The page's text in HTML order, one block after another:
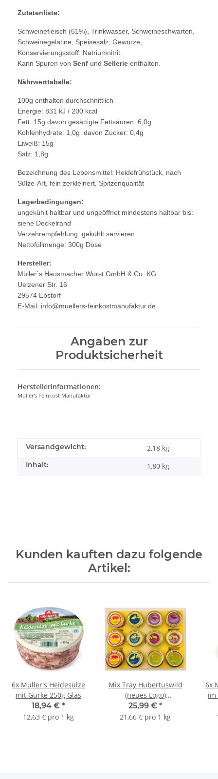
Zutatenliste:
Schweinefleisch (61%), Trinkwasser, Schweineschwarten,
Schweinegelatine, Speisesalz, Gewürze,
Konservierungsstoff: Natriumnitrit.
Kann Spuren von Senf und Sellerie enthalten.
Nährwerttabelle:
100g enthalten durchschnittlich
Energie: 831 kJ / 200 kcal
Fett: 15g davon gesättigte Fettsäuren: 6,0g
Kohlenhydrate: 1,0g davon Zucker: 0,4g
Eiweiß: 15g
Salz: 1,8g
Bezeichnung des Lebensmittel: Heidefrühstück, nach
Sülze-Art, fein zerkleinert, Spitzenqualität
Lagerbedingungen:
ungekühlt haltbar und ungeöffnet mindestens haltbar bis:
siehe Deckelrand
Verzehrempfehlung: gekühlt servieren
Nettofüllmenge: 300g Dose
Hersteller:
Müller´s Hausmacher Wurst GmbH & Co. KG
Uelzener Str. 16
29574 Ebstorf
E-Mail: info@muellers-feinkostmanufaktur.de
Angaben zur
Produktsicherheit
Herstellerinformationen:
Müller's Feinkost Manufaktur
Versandgewicht: 2,18 kg
Inhalt: 1,80 kg
Kunden kauften dazu folgende
Artikel:
6x Müller's Heidesülze
mit Gurke 250g Glas
18,94 € *
12,63 € pro 1 kg
Mix Tray Hubertuswild
(neues Logo)
Leberpastete alle Sorten
25,99 € *
21,66 € pro 1 kg
6x
im